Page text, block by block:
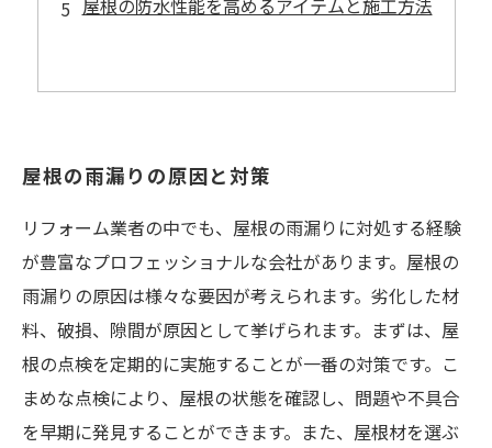
屋根の防水性能を高めるアイテムと施工方法
屋根の雨漏りの原因と対策
リフォーム業者の中でも、屋根の雨漏りに対処する経験
が豊富なプロフェッショナルな会社があります。屋根の
雨漏りの原因は様々な要因が考えられます。劣化した材
料、破損、隙間が原因として挙げられます。まずは、屋
根の点検を定期的に実施することが一番の対策です。こ
まめな点検により、屋根の状態を確認し、問題や不具合
を早期に発見することができます。また、屋根材を選ぶ